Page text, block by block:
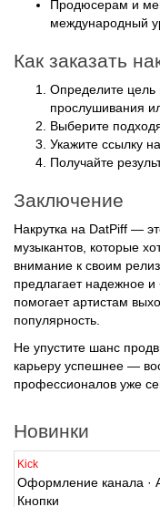
международный
прослушивания
Выберите
Укажите ссылку
Получайте
музыкантов, которые
внимание к своим
предлагает надежное и
помогает артистам
популярность.
карьеру успешнее —
профессионалов уже
Kick
Оформление канала ·
Кнопки